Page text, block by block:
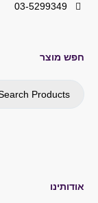
03-5299349
חפש מוצר
אודותינו